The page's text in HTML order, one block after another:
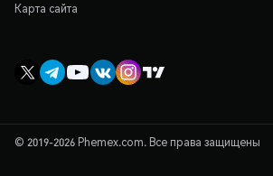
Карта сайта
© 2019-2026 Phemex.com. Все права защищены